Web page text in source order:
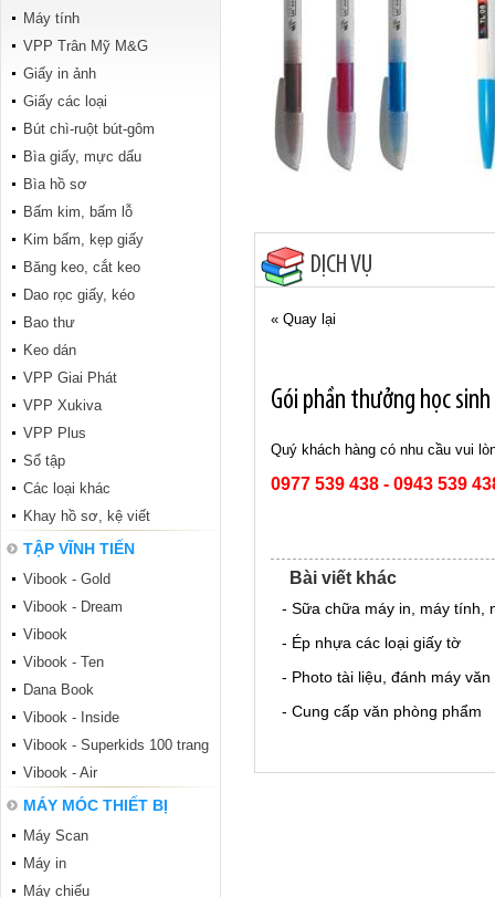
Máy tính
VPP Trân Mỹ M&G
Giấy in ảnh
Giấy các loại
Bút chì-ruột bút-gôm
Bìa giấy, mực dấu
Bìa hồ sơ
Bấm kim, bấm lỗ
Kim bấm, kẹp giấy
Băng keo, cắt keo
Dao rọc giấy, kéo
Bao thư
Keo dán
VPP Giai Phát
VPP Xukiva
VPP Plus
Sổ tập
Các loại khác
Khay hồ sơ, kệ viết
TẬP VĨNH TIẾN
Vibook - Gold
Vibook - Dream
Vibook
Vibook - Ten
Dana Book
Vibook - Inside
Vibook - Superkids 100 trang
Vibook - Air
MÁY MÓC THIẾT BỊ
Máy Scan
Máy in
Máy chiếu
Tập Tranh đông hồ 200 trang
ABC Hiệp Phong 96 trang
Conan 96 trang
Tập sinh viên TSV
DỊCH VỤ
« Quay lại
Gói phần thưởng học sinh
Quý khách hàng có nhu cầu vui
0977 539 438 - 0943 539
Bài viết khác
- Sữa chữa máy in, máy tính,
- Ép nhựa các loại giấy tờ
- Photo tài liệu, đánh máy văn
- Cung cấp văn phòng phẩm